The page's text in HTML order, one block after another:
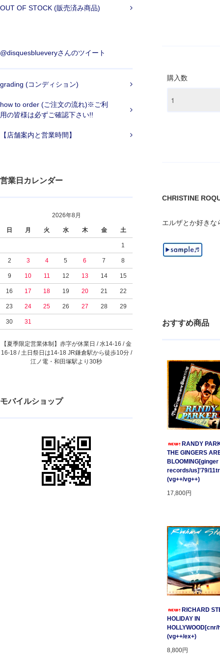
OUT OF STOCK (販売済み商品)
@disquesblueveryさんのツイート
grading (コンディション)
how to order (ご注文の流れ)※ご利
用の皆様は必ずご確認下さい!!
【店舗案内と営業時間】
営業日カレンダー
2026年8月
日 月 火 水 木 金 土
1
2 3 4 5 6 7 8
9 10 11 12 13 14 15
16 17 18 19 20 21 22
23 24 25 26 27 28 29
30 31
【夏季限定営業体制】赤字が休業日 / 水14-16 / 金
16-18 / 土日祭日は14-18 JR鎌倉駅から徒歩10分 /
江ノ電・和田塚駅より30秒
モバイルショップ
購入数
CHRISTINE
エルザとか好きな
おすすめ商品
RANDY
THE GINGERS
BLOOMING[ginger
records/us]'79/
(vg++/vg++)
17,800円
RICHARD
HOLIDAY IN
(vg++/ex+)
8,800円